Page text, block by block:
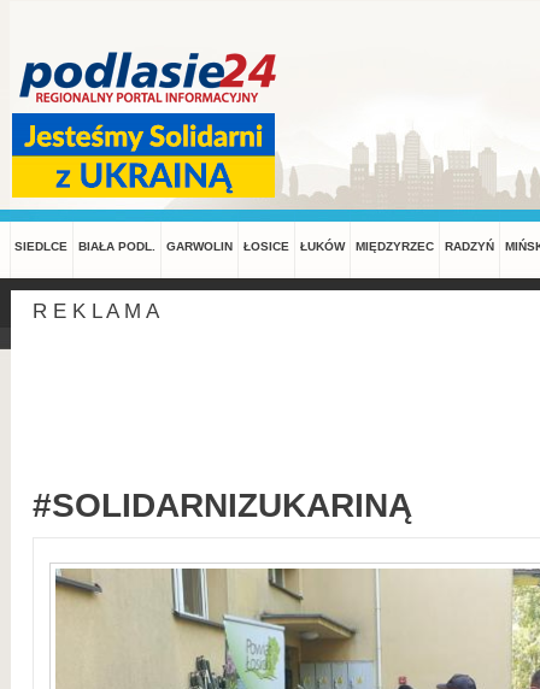
SIEDLCE BIAŁA PODL. GARWOLIN ŁOSICE ŁUKÓW MIĘDZYRZEC RADZYŃ
R E K L A M A
#SOLIDARNIZUKARINĄ